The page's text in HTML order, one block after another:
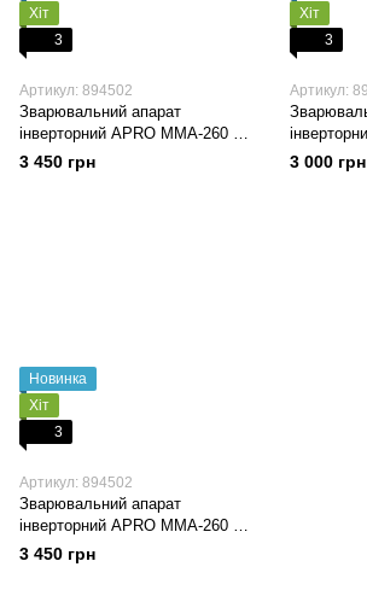
Хіт
3
Артикул: 894502
Зварювальний апарат
інверторний APRO MMA-260 K,
ел.4мм, + набір кабелів, кейс
3 450 грн
Хіт
3
Артикул:
20-160А,
3 000 грн
Новинка
Хіт
3
Артикул: 894502
Зварювальний апарат
інверторний APRO MMA-260 K,
ел.4мм, + набір кабелів, кейс
3 450 грн